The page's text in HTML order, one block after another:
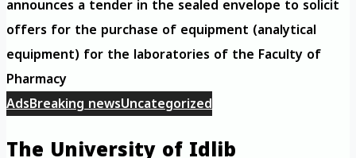
announces a tender in the sealed envelope to solicit
offers for the purchase of equipment (analytical
equipment) for the laboratories of the Faculty of
Pharmacy
AdsBreaking newsUncategorized
The University of Idlib